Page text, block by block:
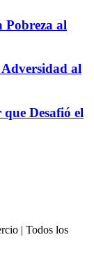
Pobreza al
al
Desafió el
| Todos los